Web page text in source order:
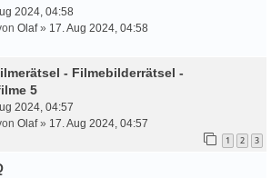
2024, 04:58
Olaf» 17. Aug 2024, 04:58
- Filmebilderrätsel -
5
2024, 04:57
Olaf» 17. Aug 2024, 04:57
1 2 3